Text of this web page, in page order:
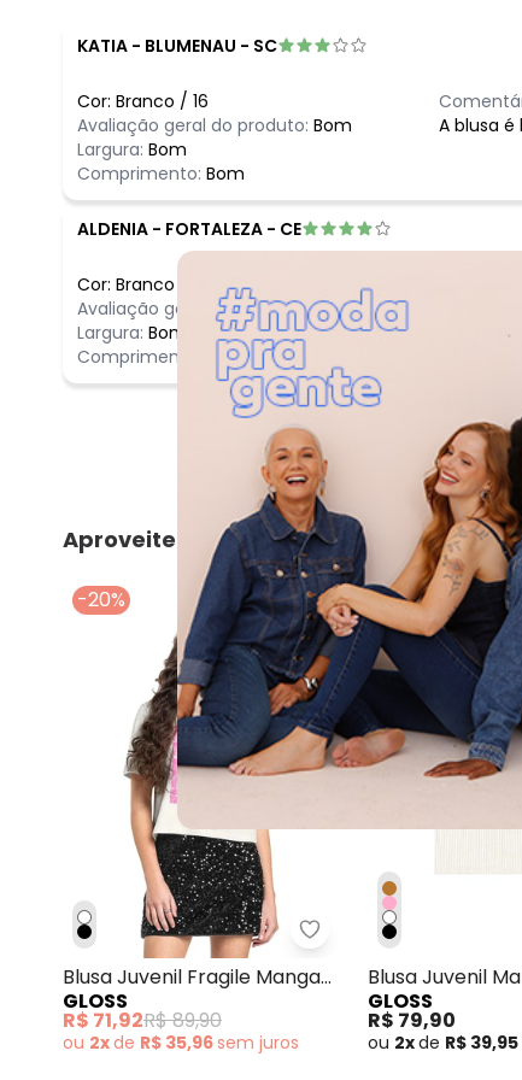
KATIA - BLUMENAU - SC
Cor: Branco / 16
Avaliação geral do produto: Bom
Largura: Bom
Comprimento: Bom
A blusa
ALDENIA - FORTALEZA - CE
Cor: Branco
Avaliação geral do produto: Ótimo
Largura: Bom
Comprimento:
Bom
Aproveite e compre junto
-20%
Gloss - Blusa Juvenil
Blusa Juvenil Fragile Manga
Curta Branco
GLOSS
R$ 71,92R$ 89,90
ou 2xde R$ 35,96sem juros
Blusa Juvenil
Ribana Branco
GLOSS
R$ 79,90
ou 2xde R$ 39,95